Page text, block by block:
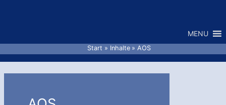
MENU
Start Inhalte AOS